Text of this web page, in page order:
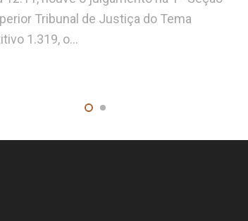
Tribunal de Justiça do Tema
1.319, o…